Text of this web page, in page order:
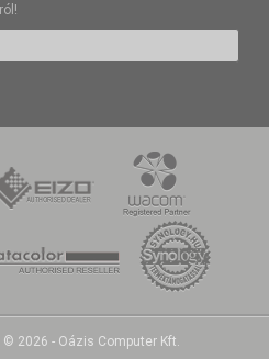
2026 - Oázis Computer Kft.